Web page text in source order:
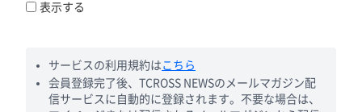
表示する
サービスの利用規約は こちら
会員登録完了後、TCROSS NEWSのメールマガジン配
信サービスに自動的に登録されます。不要な場合は、